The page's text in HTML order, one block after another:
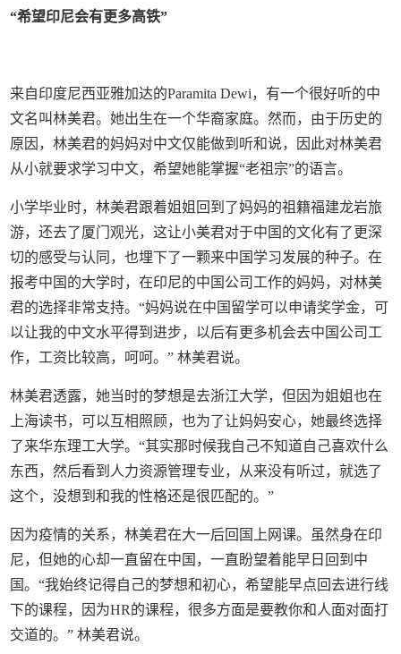
“希望印尼会有更多高铁”
来自印度尼西亚雅加达的Paramita Dewi，有一个很好听的中
文名叫林美君。她出生在一个华裔家庭。然而，由于历史的
原因，林美君的妈妈对中文仅能做到听和说，因此对林美君
从小就要求学习中文，希望她能掌握“老祖宗”的语言。
小学毕业时，林美君跟着姐姐回到了妈妈的祖籍福建龙岩旅
游，还去了厦门观光，这让小美君对于中国的文化有了更深
切的感受与认同，也埋下了一颗来中国学习发展的种子。在
报考中国的大学时，在印尼的中国公司工作的妈妈，对林美
君的选择非常支持。“妈妈说在中国留学可以申请奖学金，可
以让我的中文水平得到进步，以后有更多机会去中国公司工
作，工资比较高，呵呵。” 林美君说。
林美君透露，她当时的梦想是去浙江大学，但因为姐姐也在
上海读书，可以互相照顾，也为了让妈妈安心，她最终选择
了来华东理工大学。“其实那时候我自己不知道自己喜欢什么
东西，然后看到人力资源管理专业，从来没有听过，就选了
这个，没想到和我的性格还是很匹配的。”
因为疫情的关系，林美君在大一后回国上网课。虽然身在印
尼，但她的心却一直留在中国，一直盼望着能早日回到中
国。“我始终记得自己的梦想和初心，希望能早点回去进行线
下的课程，因为HR的课程，很多方面是要教你和人面对面打
交道的。” 林美君说。